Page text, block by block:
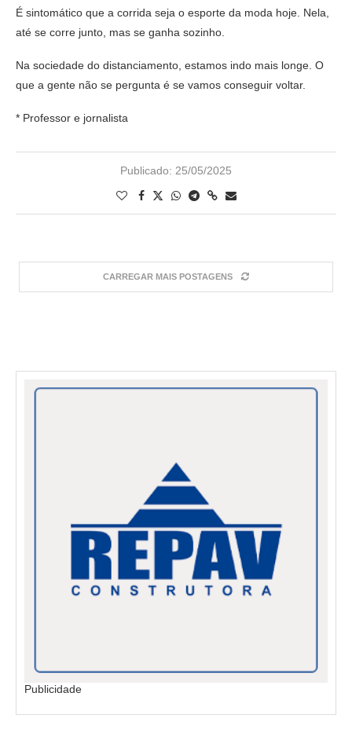
É sintomático que a corrida seja o esporte da moda hoje. Nela,
até se corre junto, mas se ganha sozinho.
Na sociedade do distanciamento, estamos indo mais longe. O
que a gente não se pergunta é se vamos conseguir voltar.
* Professor e jornalista
Publicado: 25/05/2025
CARREGAR MAIS POSTAGENS
Publicidade